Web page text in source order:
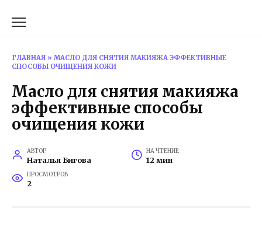
ГЛАВНАЯ » МАСЛО ДЛЯ СНЯТИЯ МАКИЯЖА ЭФФЕКТИВНЫЕ
СПОСОБЫ ОЧИЩЕНИЯ КОЖИ
Масло для снятия макияжа
эффективные способы
очищения кожи
АВТОР
Наталья Бигова
НА ЧТЕНИЕ
12 мин
ПРОСМОТРОВ
2